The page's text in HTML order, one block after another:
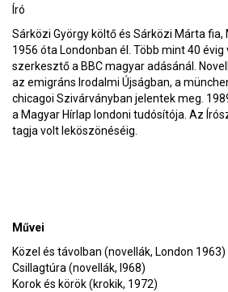
Író
Sárközi György költő és Sárközi Márta fia,
1956 óta Londonban él. Több mint 40
szerkesztő a BBC magyar adásánál.
az emigráns Irodalmi Újságban, a
chicagoi Szivárványban jelentek meg.
a Magyar Hírlap londoni tudósítója. Az
tagja volt leköszönéséig.
Művei
Közel és távolban (novellák, London 1963)
Csillagtúra (novellák, l968)
Korok és körök (krokik, 1972)